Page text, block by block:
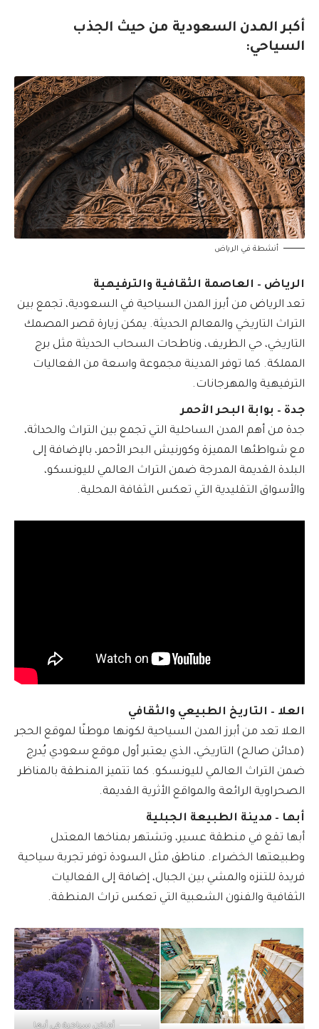
أكبر المدن السعودية من حيث الجذب
السياحي:
أنشطة في الرياض
الرياض – العاصمة الثقافية والترفيهية
تعد الرياض من أبرز المدن السياحية في السعودية، تجمع بين
التراث التاريخي والمعالم الحديثة. يمكن زيارة قصر المصمك
التاريخي، حي الطريف، وناطحات السحاب الحديثة مثل برج
المملكة. كما توفر المدينة مجموعة واسعة من الفعاليات
الترفيهية والمهرجانات.
جدة – بوابة البحر الأحمر
جدة من أهم المدن الساحلية التي تجمع بين التراث والحداثة،
مع شواطئها المميزة وكورنيش البحر الأحمر، بالإضافة إلى
البلدة القديمة المدرجة ضمن التراث العالمي لليونسكو،
والأسواق التقليدية التي تعكس الثقافة المحلية.
العلا – التاريخ الطبيعي والثقافي
العلا تعد من أبرز المدن السياحية لكونها موطنًا لموقع الحجر
(مدائن صالح) التاريخي، الذي يعتبر أول موقع سعودي يُدرج
ضمن التراث العالمي لليونسكو. كما تتميز المنطقة بالمناظر
الصحراوية الرائعة والمواقع الأثرية القديمة.
أبها – مدينة الطبيعة الجبلية
أبها تقع في منطقة عسير، وتشتهر بمناخها المعتدل
وطبيعتها الخضراء. مناطق مثل السودة توفر تجربة سياحية
فريدة للتنزه والمشي بين الجبال، إضافة إلى الفعاليات
الثقافية والفنون الشعبية التي تعكس تراث المنطقة.
أماكن سياحية في أبها